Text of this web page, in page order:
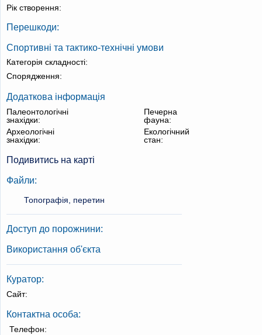
Рік створення:
Перешкоди:
Спортивні та тактико-технічні умови
Категорія складності:
Спорядження:
Додаткова інформація
Палеонтологічні
знахідки:
Печерна
фауна:
Археологічні
знахідки:
Екологічний
стан:
Подивитись на карті
Файли:
Топографія, перетин
Доступ до порожнини:
Використання об'єкта
Куратор:
Сайт:
Контактна особа:
Телефон: